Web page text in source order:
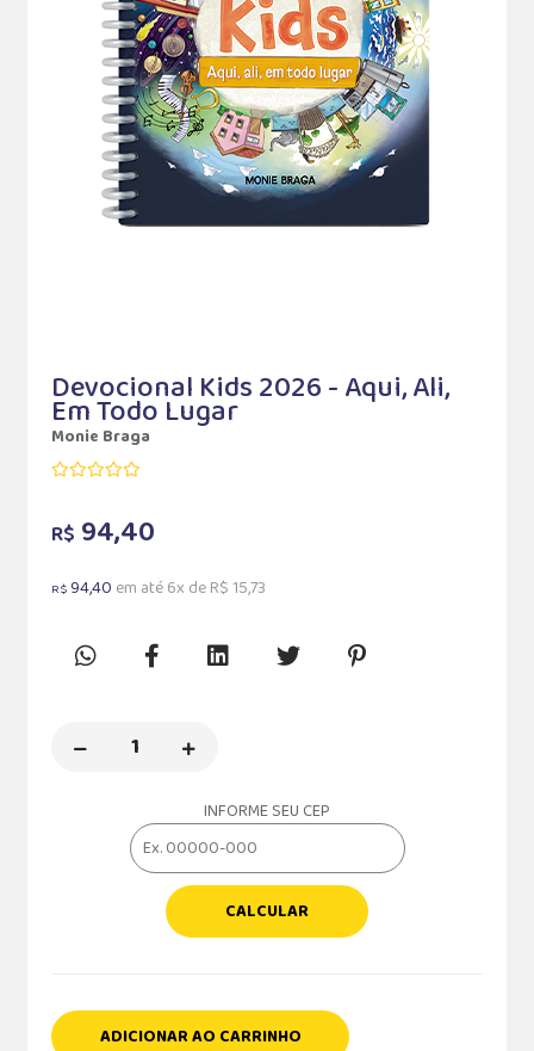
Devocional Kids 2026 - Aqui, Ali,
Em Todo Lugar
Monie Braga
R$ 94,40
R$ 94,40 em até 6x de R$ 15,73
INFORME SEU CEP
CALCULAR
ADICIONAR AO CARRINHO